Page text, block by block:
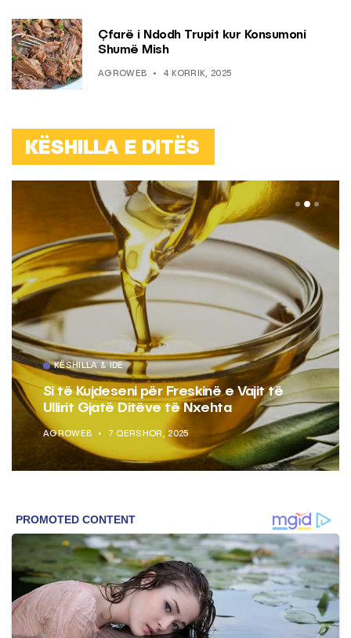
Çfarë i Ndodh Trupit kur Konsumoni
Shumë Mish
AGROWEB 4 KORRIK, 2025
KËSHILLA E DITËS
KËSHILLA & IDE
Si të Kujdeseni për Freskinë e Vajit të
Ullirit Gjatë Ditëve të Nxehta
AGROWEB 7 QERSHOR, 2025